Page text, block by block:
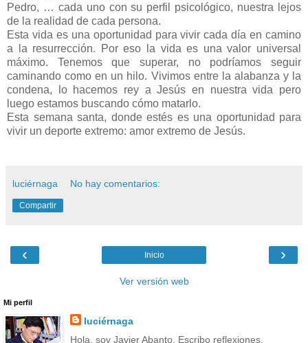
Pedro, … cada uno con su perfil psicológico, nuestra lejos
de la realidad de cada persona.
Esta vida es una oportunidad para vivir cada día en camino
a la resurrección. Por eso la vida es una valor universal
máximo. Tenemos que superar, no podríamos seguir
caminando como en un hilo. Vivimos entre la alabanza y la
condena, lo hacemos rey a Jesús en nuestra vida pero
luego estamos buscando cómo matarlo.
Esta semana santa, donde estés es una oportunidad para
vivir un deporte extremo: amor extremo de Jesús.
luciérnaga No hay comentarios:
Compartir
‹ ›
Inicio
Ver versión web
Mi perfil
luciérnaga
Hola, soy Javier Abanto. Escribo reflexiones,